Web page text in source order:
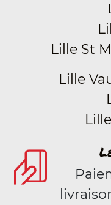
Lille St
Lille